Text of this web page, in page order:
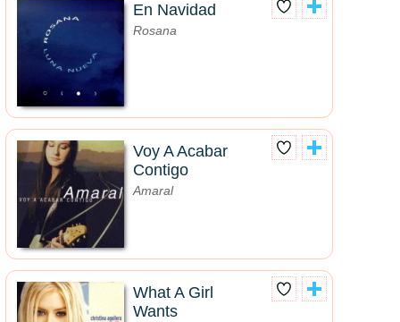
En Navidad
Rosana
Voy A Acabar
Contigo
Amaral
What A Girl
Wants